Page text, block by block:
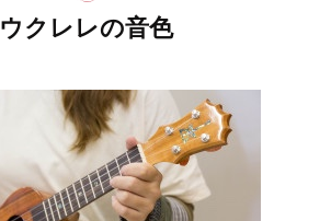
ウクレレの音色